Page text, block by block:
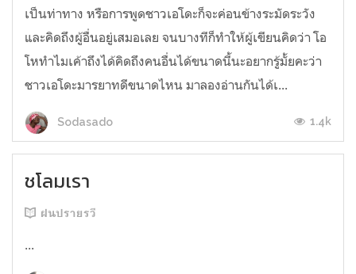
เป็นท่าทาง หรือการพูดชาวเอโดะก็จะค่อนข้างระมัดระวัง
และคิดถึงผู้อื่นอยู่เสมอเลย จนบางทีก็ทำให้ผู้เขียนคิดว่า โอ
โหทำไมเค้าถึงได้คิดถึงคนอื่นได้ขนาดนี้นะอยากรู้มั้ยคะว่า
ชาวเอโดะมารยาทดีขนาดไหน มาลองอ่านกันได้เ...
Sodasado 1.4k
ชโลมเรา
ฝนปรายรวี
...